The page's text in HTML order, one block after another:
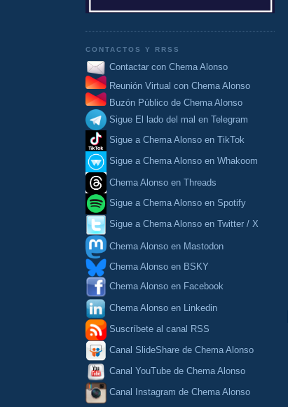
CONTACTOS Y RRSS
Contactar con Chema Alonso
Reunión Virtual con Chema Alonso
Buzón Público de Chema Alonso
Sigue El lado del mal en Telegram
Sigue a Chema Alonso en TikTok
Sigue a Chema Alonso en Whakoom
Chema Alonso en Threads
Sigue a Chema Alonso en Spotify
Sigue a Chema Alonso en Twitter / X
Chema Alonso en Mastodon
Chema Alonso en BSKY
Chema Alonso en Facebook
Chema Alonso en Linkedin
Suscríbete al canal RSS
Canal SlideShare de Chema Alonso
Canal YouTube de Chema Alonso
Canal Instagram de Chema Alonso